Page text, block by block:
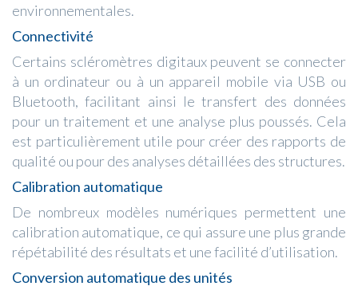
environnementales.
Connectivité
Certains scléromètres digitaux peuvent se connecter
à un ordinateur ou à un appareil mobile via USB ou
Bluetooth, facilitant ainsi le transfert des données
pour un traitement et une analyse plus poussés. Cela
est particulièrement utile pour créer des rapports de
qualité ou pour des analyses détaillées des structures.
Calibration automatique
De nombreux modèles numériques permettent une
calibration automatique, ce qui assure une plus grande
répétabilité des résultats et une facilité d’utilisation.
Conversion automatique des unités